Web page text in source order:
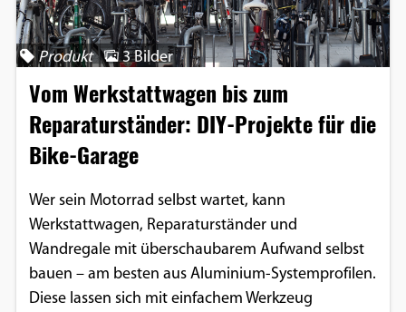
Produkt 3 Bilder
Vom Werkstattwagen bis zum
Reparaturständer: DIY-Projekte für die
Bike-Garage
Wer sein Motorrad selbst wartet, kann
Werkstattwagen, Reparaturständer und
Wandregale mit überschaubarem Aufwand selbst
bauen – am besten aus Aluminium-Systemprofilen.
Diese lassen sich mit einfachem Werkzeug